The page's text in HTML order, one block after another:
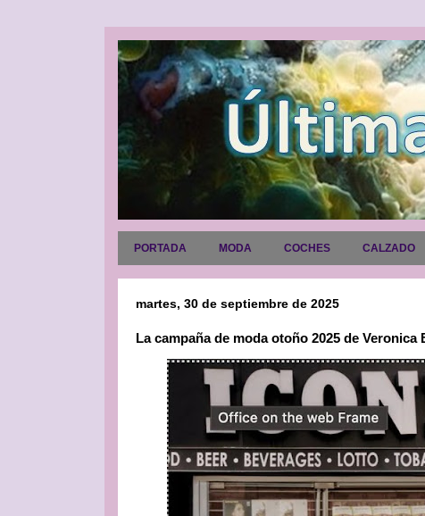
PORTADA MODA COCHES CALZADO
martes, 30 de septiembre de 2025
La campaña de moda otoño 2025 de